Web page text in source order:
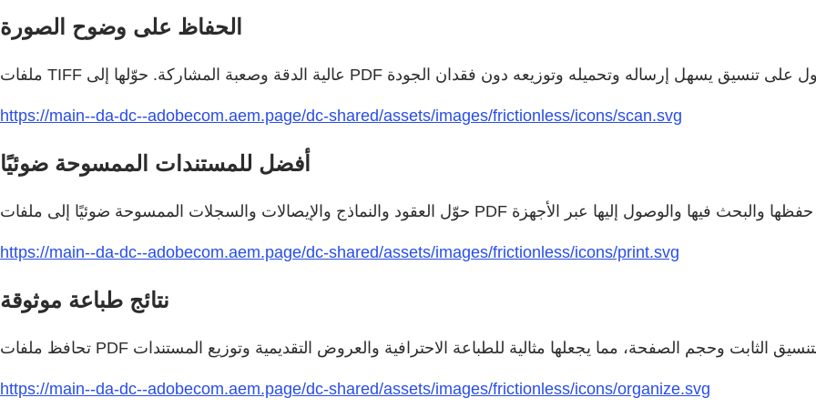
الحفاظ على وضوح الصورة
https://main--da-dc--adobecom.aem.page/dc-shared/assets/images/frictionless/icons/scan.svg
أفضل للمستندات الممسوحة ضوئيًا
https://main--da-dc--adobecom.aem.page/dc-shared/assets/images/frictionless/icons/print.svg
نتائج طباعة موثوقة
https://main--da-dc--adobecom.aem.page/dc-shared/assets/images/frictionless/icons/organize.svg